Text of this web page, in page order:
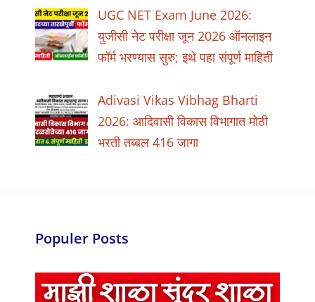
UGC NET Exam June 2026:
युजीसी नेट परीक्षा जून 2026 ऑनलाइन
फॉर्म भरण्यास सुरु; इथे पहा संपूर्ण माहिती
Adivasi Vikas Vibhag Bharti
2026: आदिवासी विकास विभागात मोठी
भरती तब्बल 416 जागा
Populer Posts